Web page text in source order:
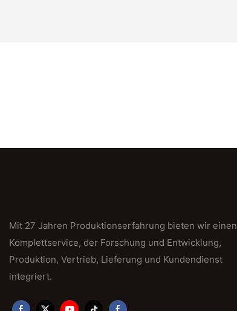
Mit 27 Jahren Produktionserfahrung bieten wir einen
Komplettservice, der Forschung und Entwicklung,
Produktion, Vertrieb, Lieferung und Kundendienst
integriert.